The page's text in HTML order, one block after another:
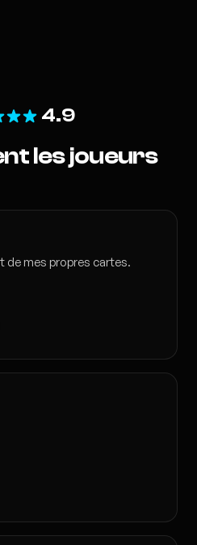
4.9
les joueurs
de mes propres cartes.